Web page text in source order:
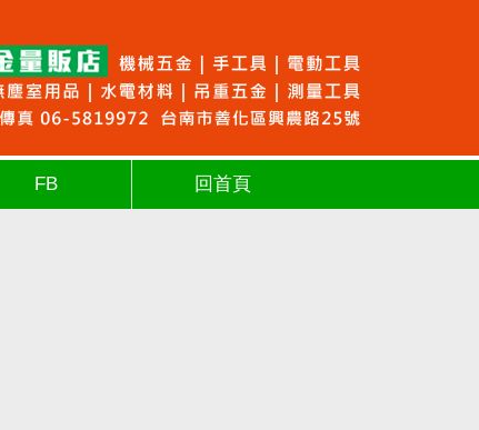
FB 回首頁